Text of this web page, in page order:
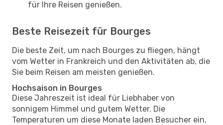
für Ihre Reisen genießen.
Beste Reisezeit für Bourges
Die beste Zeit, um nach Bourges zu fliegen, hängt
vom Wetter in Frankreich und den Aktivitäten ab, die
Sie beim Reisen am meisten genießen.
Hochsaison in Bourges
Diese Jahreszeit ist ideal für Liebhaber von
sonnigem Himmel und gutem Wetter. Die
Temperaturen um diese Monate laden Besucher ein,